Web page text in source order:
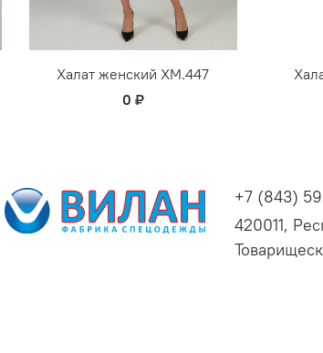
Халат женский ХМ.447
0 ₽
+7 (843)
420011,